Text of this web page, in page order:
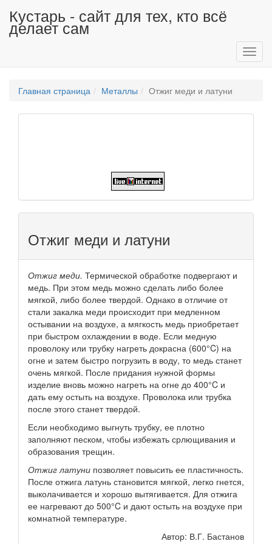
Кустарь - сайт для тех, кто всё
делает сам
Главная страница Металлы Отжиг меди и латуни
Отжиг меди и латуни
Отжиг меди. Термической обработке подвергают и
медь. При этом медь можно сделать либо более
мягкой, либо более твердой. Однако в отличие от
стали закалка меди происходит при медленном
остывании на воздухе, а мягкость медь приобретает
при быстром охлаждении в воде. Если медную
проволоку или трубку нагреть докрасна (600°C) на
огне и затем быстро погрузить в воду, то медь станет
очень мягкой. После придания нужной формы
изделие вновь можно нагреть на огне до 400°C и
дать ему остыть на воздухе. Проволока или трубка
после этого станет твердой.
Если необходимо выгнуть трубку, ее плотно
заполняют песком, чтобы избежать срлющивания и
образования трещин.
Отжиг латуни позволяет повысить ее пластичность.
После отжига латунь становится мягкой, легко гнется,
выколачивается и хорошо вытягивается. Для отжига
ее нагревают до 500°C и дают остыть на воздухе при
комнатной температуре.
Автор: В.Г. Бастанов